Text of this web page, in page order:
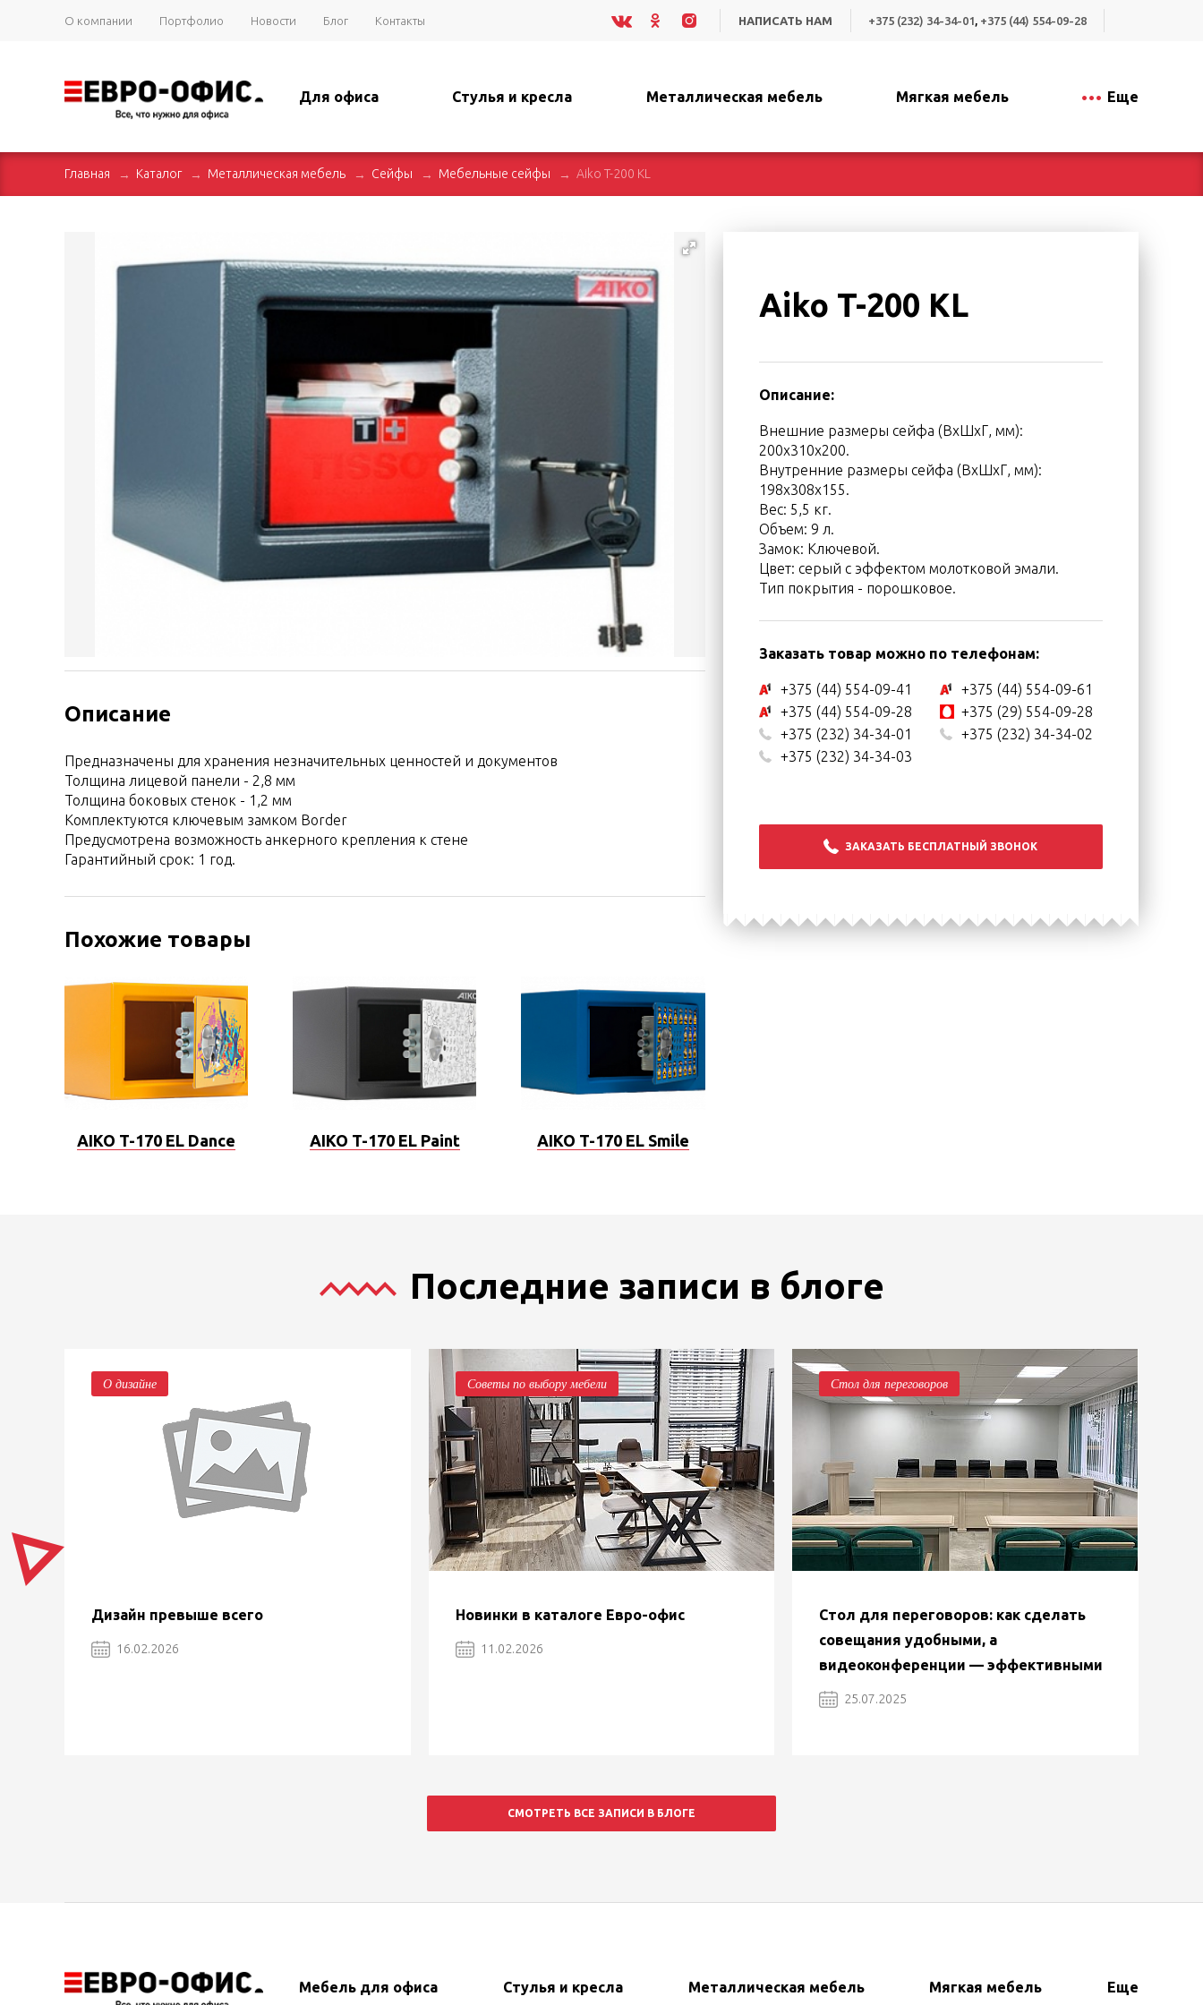
О компании Портфолио Новости Блог Контакты НАПИСАТЬ НАМ +375 (232) 34-34-01, +375 (44) 554-09-28
Для офиса Стулья и кресла Металлическая мебель Мягкая мебель Еще
Главная Каталог Металлическая мебель Сейфы Мебельные сейфы Aiko T-200 KL
Описание
Предназначены для хранения незначительных ценностей и документов
Толщина лицевой панели - 2,8 мм
Толщина боковых стенок - 1,2 мм
Комплектуются ключевым замком Border
Предусмотрена возможность анкерного крепления к стене
Гарантийный срок: 1 год.
Похожие товары
AIKO T-170 EL Dance AIKO T-170 EL Paint AIKO T-170 EL Smile
Aiko T-200 KL
Описание:
Внешние размеры сейфа (ВхШхГ, мм):
200x310x200.
Внутренние размеры сейфа (ВхШхГ, мм):
198x308x155.
Вес: 5,5 кг.
Объем: 9 л.
Замок: Ключевой.
Цвет: серый с эффектом молотковой эмали.
Тип покрытия - порошковое.
Заказать товар можно по телефонам:
+375 (44) 554-09-41
+375 (44) 554-09-61
+375 (44) 554-09-28
+375 (29) 554-09-28
+375 (232) 34-34-01
+375 (232) 34-34-02
+375 (232) 34-34-03
ЗАКАЗАТЬ БЕСПЛАТНЫЙ ЗВОНОК
Последние записи в блоге
О дизайне
Дизайн превыше всего
16.02.2026
Советы по выбору мебели
Новинки в каталоге Евро-офис
11.02.2026
Стол для переговоров
Стол для переговоров: как сделать
совещания удобными, а
видеоконференции — эффективными
25.07.2025
СМОТРЕТЬ ВСЕ ЗАПИСИ В БЛОГЕ
Мебель для офиса Стулья и кресла Металлическая мебель Мягкая мебель Еще